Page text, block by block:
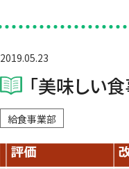
2019.05.23
「美味しい食
給食事業部